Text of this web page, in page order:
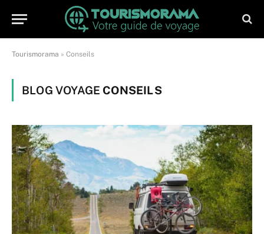
Tourismorama » Conseils
BLOG VOYAGE CONSEILS